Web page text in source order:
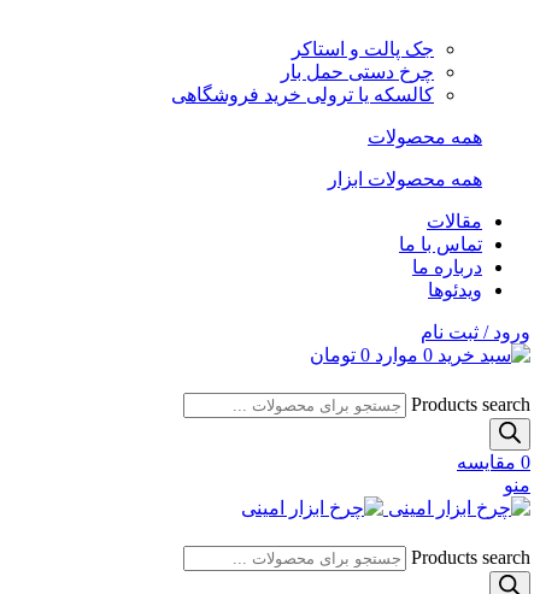
جک پالت و استاکر
چرخ دستی حمل بار
کالسکه یا ترولی خرید فروشگاهی
همه محصولات
همه محصولات ابزار
مقالات
تماس با ما
درباره ما
ویدئوها
ورود / ثبت نام
0 موارد 0 تومان
Products search
0 مقایسه
منو
Products search